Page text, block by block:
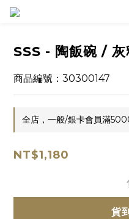
SSS - 陶飯碗 / 灰
商品編號：30300147
全店，一般/銀卡會員滿
NT$1,180
貨